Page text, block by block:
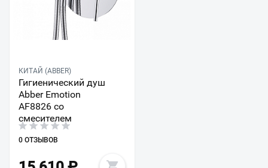
КИТАЙ (ABBER)
Гигиенический душ
Abber Emotion
AF8826 со
смесителем
0 ОТЗЫВОВ